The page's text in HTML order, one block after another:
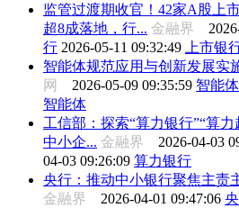
监管过渡期收官！42家A股上
超8成落地，行... 金融界
行 2026-05-11 09:32:49
上市银
智能体规范应用与创新发展实
网 2026-05-09 09:35:59 智能体
智能体
工信部：探索“算力银行”“算
中小企... 金融界 2026-04-03
04-03 09:26:09 算力银行
央行：推动中小银行聚焦主责
金融界 2026-04-01 09:47:06